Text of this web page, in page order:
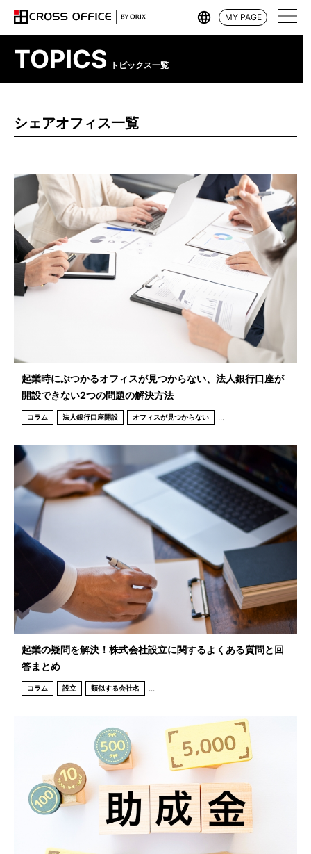
MY PAGE
TOPICS トピックス一覧
シェアオフィス一覧
起業時にぶつかるオフィスが見つからない、法人銀行口座が
開設できない2つの問題の解決方法
コラム 法人銀行口座開設 オフィスが見つからない ...
起業の疑問を解決！株式会社設立に関するよくある質問と回
答まとめ
コラム 設立 類似する会社名 ...